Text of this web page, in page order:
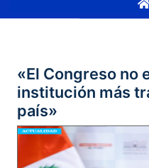
«El Congreso no
institución más
país»